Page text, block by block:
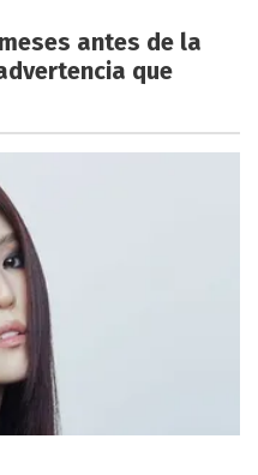
antes de la
que